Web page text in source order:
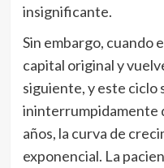
insignificante.
Sin embargo, cuando
capital original y
siguiente, y este ciclo
ininterrumpidamente
años, la curva de
exponencial. La